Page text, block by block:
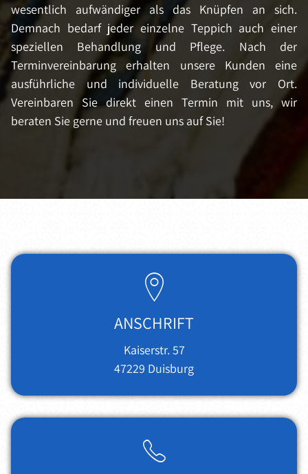
wesentlich aufwändiger als das Knüpfen an sich.
Demnach bedarf jeder einzelne Teppich auch einer
speziellen Behandlung und Pflege. Nach der
Terminvereinbarung erhalten unsere Kunden eine
ausführliche und individuelle Beratung vor Ort.
Vereinbaren Sie direkt einen Termin mit uns, wir
beraten Sie gerne und freuen uns auf Sie!
ANSCHRIFT
Kaiserstr. 57
47229 Duisburg